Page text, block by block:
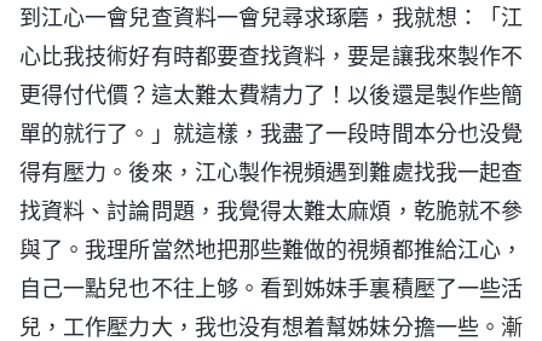
到江心一會兒查資料一會兒尋求琢磨，我就想：「江
心比我技術好有時都要查找資料，要是讓我來製作不
更得付代價？這太難太費精力了！以後還是製作些簡
單的就行了。」就這樣，我盡了一段時間本分也没覺
得有壓力。後來，江心製作視頻遇到難處找我一起查
找資料、討論問題，我覺得太難太麻煩，乾脆就不參
與了。我理所當然地把那些難做的視頻都推給江心，
自己一點兒也不往上够。看到姊妹手裏積壓了一些活
兒，工作壓力大，我也没有想着幫姊妹分擔一些。漸